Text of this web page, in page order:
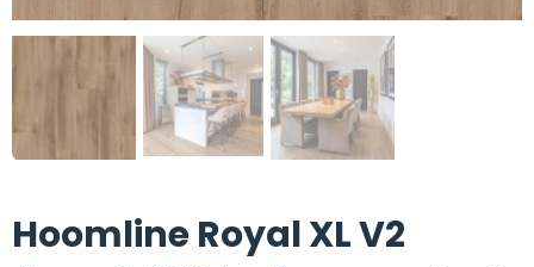
Hoomline Royal XL V2